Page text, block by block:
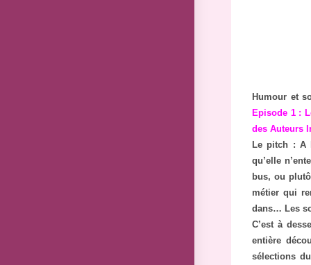
Humour et
Episode 1 :
des Auteurs
Le pitch : A
qu’elle
bus, ou
métier qui
dans… Les
C’est à
entière
sélections du